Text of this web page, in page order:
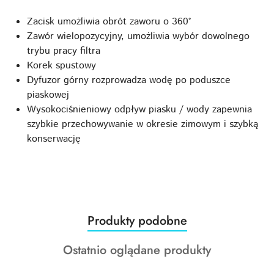
Zacisk umożliwia obrót zaworu o 360°
Zawór wielopozycyjny, umożliwia wybór dowolnego
trybu pracy filtra
Korek spustowy
Dyfuzor górny rozprowadza wodę po poduszce
piaskowej
Wysokociśnieniowy odpływ piasku / wody zapewnia
szybkie przechowywanie w okresie zimowym i szybką
konserwację
Pomiń karuzelę produktów
Produkty
o
statusie:
Produkty podobne
Produkty
Ostatnio oglądane produkty